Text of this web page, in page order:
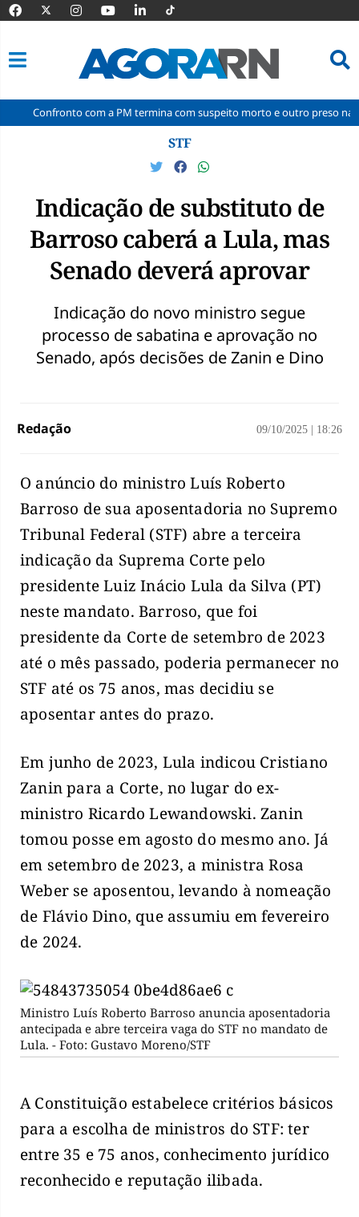
com a PM termina com suspeito morto e outro preso na
STF
Indicação de substituto de
Barroso caberá a Lula, mas
Senado deverá aprovar
Indicação do novo ministro segue
processo de sabatina e aprovação no
Senado, após decisões de Zanin e Dino
Redação 09/10/2025 18:26
O anúncio do ministro Luís Roberto
Barroso de sua aposentadoria no Supremo
Tribunal Federal (STF) abre a terceira
indicação da Suprema Corte pelo
presidente Luiz Inácio Lula da Silva (PT)
neste mandato. Barroso, que foi
presidente da Corte de setembro de 2023
até o mês passado, poderia permanecer no
STF até os 75 anos, mas decidiu se
aposentar antes do prazo.
Em junho de 2023, Lula indicou Cristiano
Zanin para a Corte, no lugar do ex-
ministro Ricardo Lewandowski. Zanin
tomou posse em agosto do mesmo ano. Já
em setembro de 2023, a ministra Rosa
Weber se aposentou, levando à nomeação
de Flávio Dino, que assumiu em fevereiro
de 2024.
Ministro Luís Roberto Barroso anuncia aposentadoria
antecipada e abre terceira vaga do STF no mandato de
Lula. - Foto: Gustavo Moreno/STF
A Constituição estabelece critérios básicos
para a escolha de ministros do STF: ter
entre 35 e 75 anos, conhecimento jurídico
reconhecido e reputação ilibada.